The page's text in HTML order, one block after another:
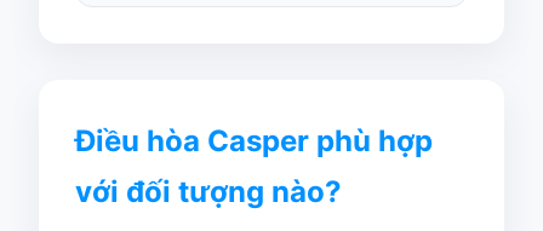
Điều hòa Casper phù hợp
với đối tượng nào?